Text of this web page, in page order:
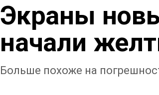
Экраны
начали
Больше похоже на